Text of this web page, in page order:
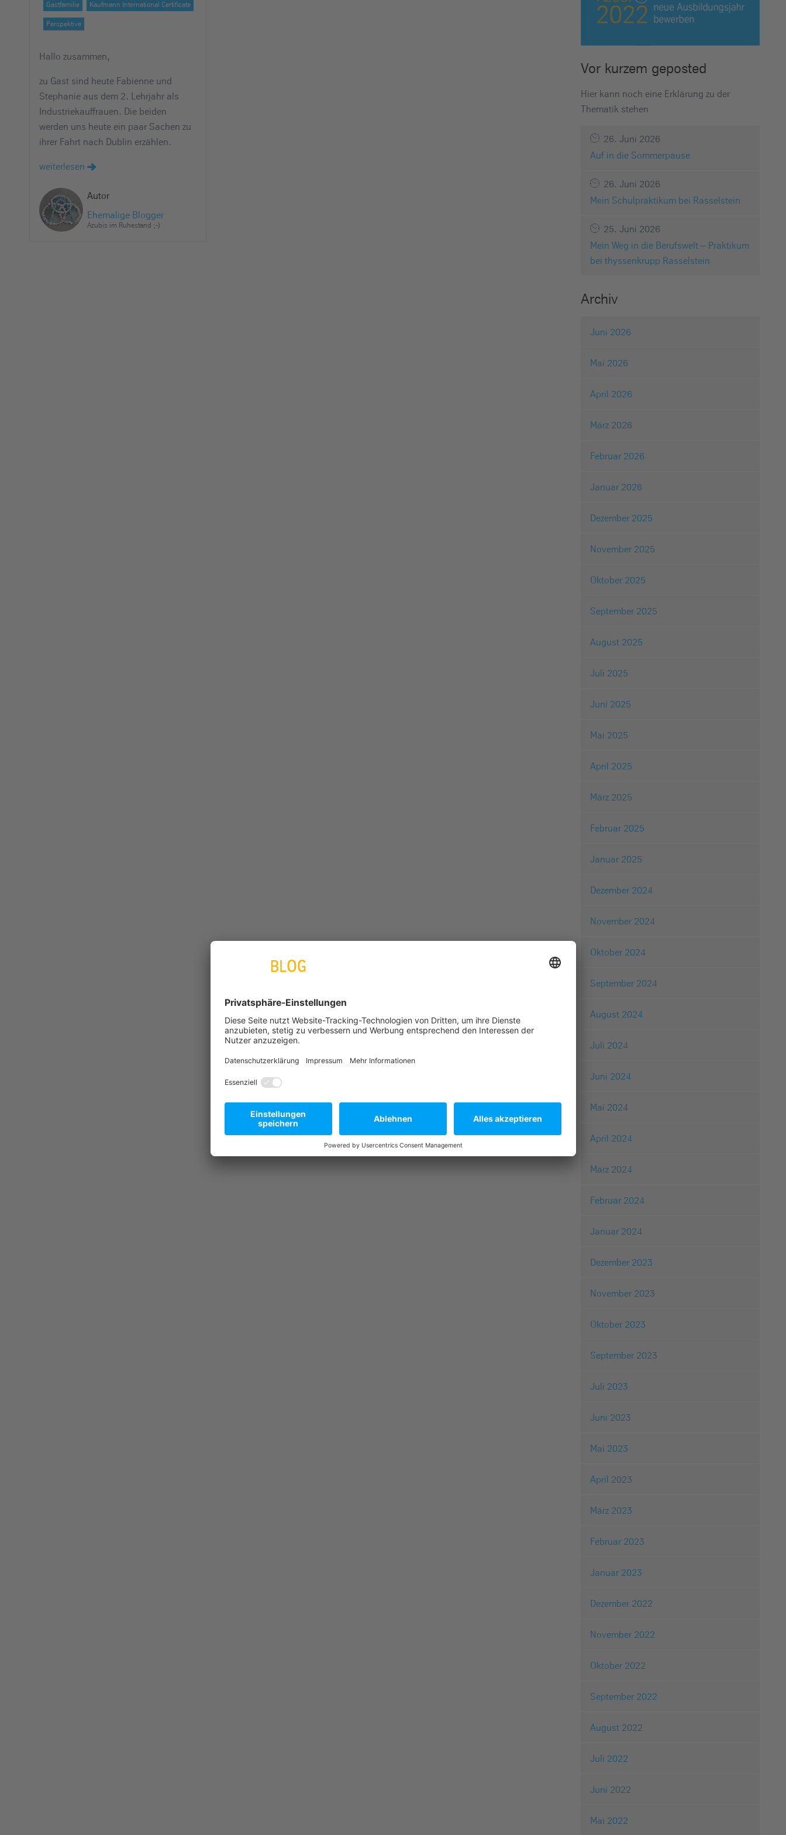
Gastfamilie Kaufmann International Certificate
Perspektive
Hallo zusammen,
zu Gast sind heute Fabienne und
Stephanie aus dem 2. Lehrjahr als
Industriekauffrauen. Die beiden
werden uns heute ein paar Sachen zu
ihrer Fahrt nach Dublin erzählen.
weiterlesen
Autor
Ehemalige Blogger
Azubis im Ruhestand ;-)
Vor kurzem geposted
Hier kann noch eine Erklärung zu der
Thematik stehen
26. Juni 2026
Auf in die Sommerpause
26. Juni 2026
Mein Schulpraktikum bei Rasselstein
25. Juni 2026
Mein Weg in die Berufswelt – Praktikum
bei thyssenkrupp Rasselstein
Archiv
Juni 2026
Mai 2026
April 2026
März 2026
Februar 2026
Januar 2026
Dezember 2025
November 2025
Oktober 2025
September 2025
August 2025
Juli 2025
Juni 2025
Mai 2025
April 2025
März 2025
Februar 2025
Januar 2025
Dezember 2024
November 2024
Oktober 2024
September 2024
August 2024
Juli 2024
Juni 2024
Mai 2024
April 2024
März 2024
Februar 2024
Januar 2024
Dezember 2023
November 2023
Oktober 2023
September 2023
Juli 2023
Juni 2023
Mai 2023
April 2023
März 2023
Februar 2023
Januar 2023
Dezember 2022
November 2022
Oktober 2022
September 2022
August 2022
Juli 2022
Juni 2022
Mai 2022